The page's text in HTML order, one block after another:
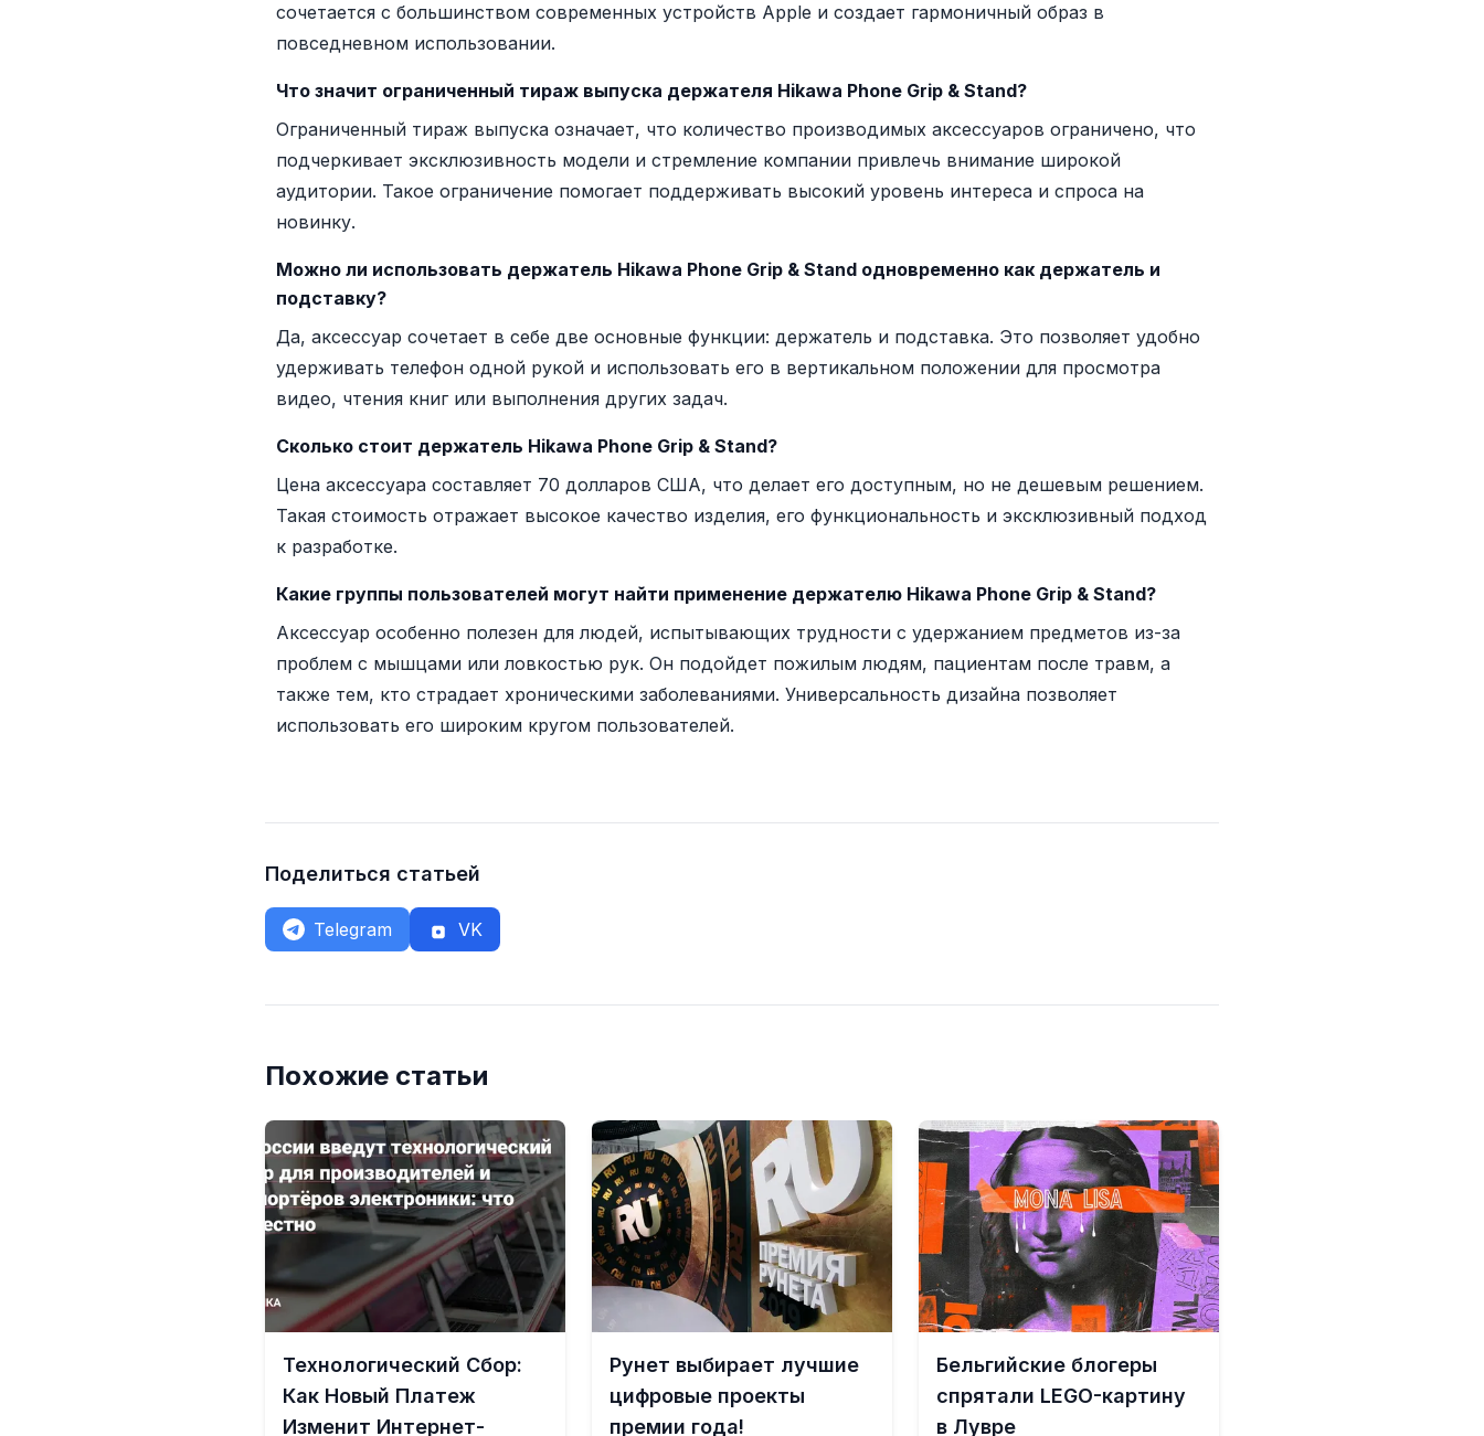
сочетается с большинством современных устройств Apple и создает гармоничный образ в
повседневном использовании.
Что значит ограниченный тираж выпуска держателя Hikawa Phone Grip & Stand?
Ограниченный тираж выпуска означает, что количество производимых аксессуаров ограничено, что
подчеркивает эксклюзивность модели и стремление компании привлечь внимание широкой
аудитории. Такое ограничение помогает поддерживать высокий уровень интереса и спроса на
новинку.
Можно ли использовать держатель Hikawa Phone Grip & Stand одновременно как держатель и
подставку?
Да, аксессуар сочетает в себе две основные функции: держатель и подставка. Это позволяет удобно
удерживать телефон одной рукой и использовать его в вертикальном положении для просмотра
видео, чтения книг или выполнения других задач.
Сколько стоит держатель Hikawa Phone Grip & Stand?
Цена аксессуара составляет 70 долларов США, что делает его доступным, но не дешевым решением.
Такая стоимость отражает высокое качество изделия, его функциональность и эксклюзивный подход
к разработке.
Какие группы пользователей могут найти применение держателю Hikawa Phone Grip & Stand?
Аксессуар особенно полезен для людей, испытывающих трудности с удержанием предметов из-за
проблем с мышцами или ловкостью рук. Он подойдет пожилым людям, пациентам после травм, а
также тем, кто страдает хроническими заболеваниями. Универсальность дизайна позволяет
использовать его широким кругом пользователей.
Поделиться статьей
Telegram VK
Похожие статьи
Технологический Сбор:
Как Новый Платеж
Изменит Интернет-
Рунет выбирает лучшие
цифровые проекты
премии года!
Бельгийские блогеры
спрятали LEGO-картину
в Лувре